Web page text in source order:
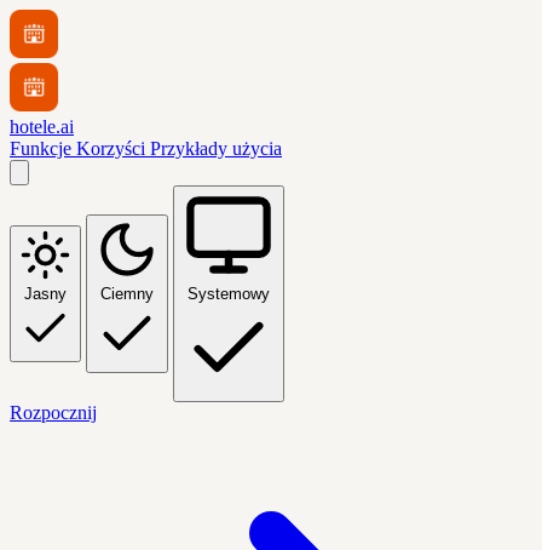
hotele.ai
Funkcje Korzyści Przykłady użycia
Jasny Ciemny Systemowy
Rozpocznij